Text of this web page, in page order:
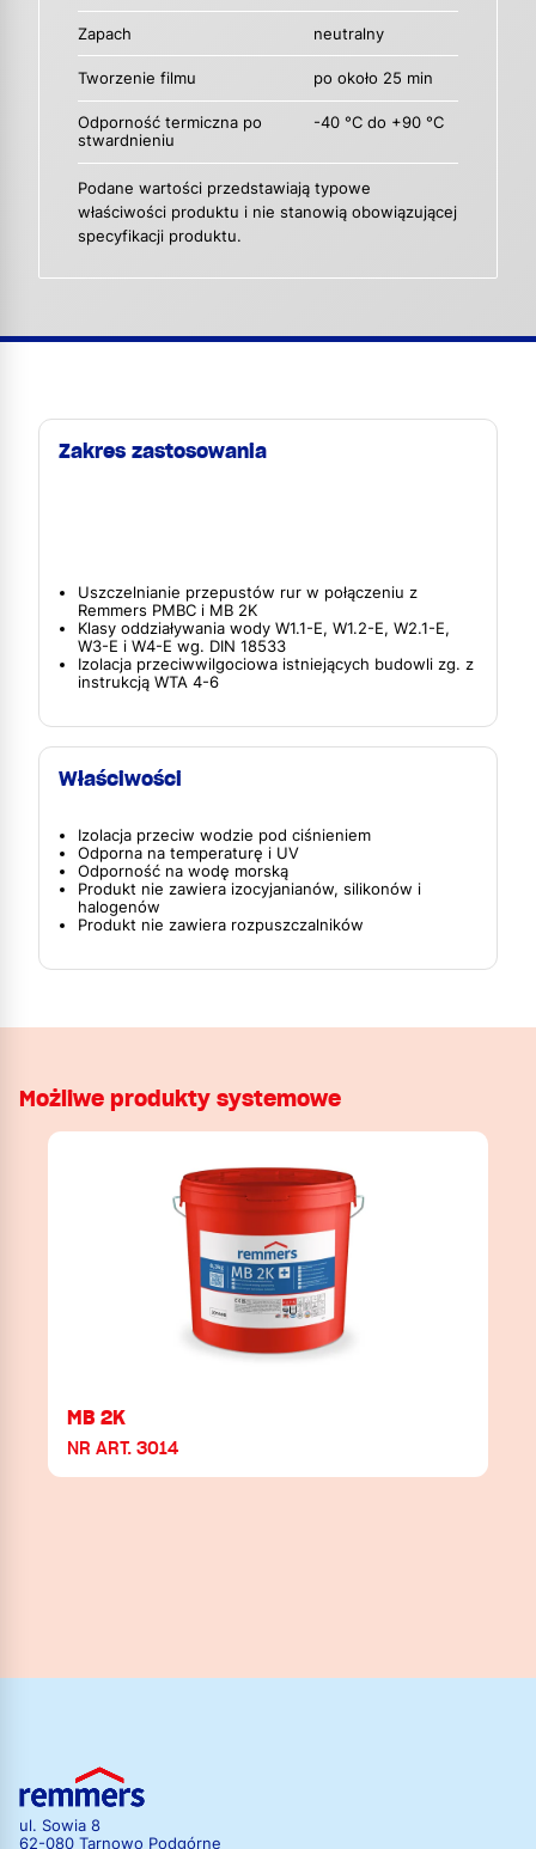
Zapach neutralny
Tworzenie filmu po około 25 min
Odporność termiczna po
stwardnieniu
-40 °C do +90 °C
Podane wartości przedstawiają typowe
właściwości produktu i nie stanowią obowiązującej
specyfikacji produktu.
Zakres zastosowania
Uszczelnianie przepustów rur w połączeniu z
Remmers PMBC i MB 2K
Klasy oddziaływania wody W1.1-E, W1.2-E, W2.1-E,
W3-E i W4-E wg. DIN 18533
Izolacja przeciwwilgociowa istniejących budowli zg. z
instrukcją WTA 4-6
Właściwości
Izolacja przeciw wodzie pod ciśnieniem
Odporna na temperaturę i UV
Odporność na wodę morską
Produkt nie zawiera izocyjanianów, silikonów i
halogenów
Produkt nie zawiera rozpuszczalników
Możliwe produkty systemowe
MB 2K
NR ART. 3014
ul. Sowia 8
62-080 Tarnowo Podgórne